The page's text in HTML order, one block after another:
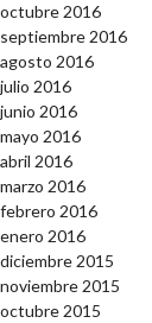
octubre 2016
septiembre 2016
agosto 2016
julio 2016
junio 2016
mayo 2016
abril 2016
marzo 2016
febrero 2016
enero 2016
diciembre 2015
noviembre 2015
octubre 2015